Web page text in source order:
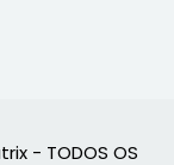
- TODOS OS